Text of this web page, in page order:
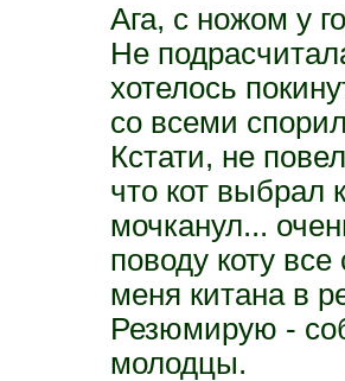
Ага, с ножом у
Не
хотелось
со всеми
Кстати, не
что кот выбрал
мочканул...
поводу коту
меня китана в
Резюмирую -
молодцы.